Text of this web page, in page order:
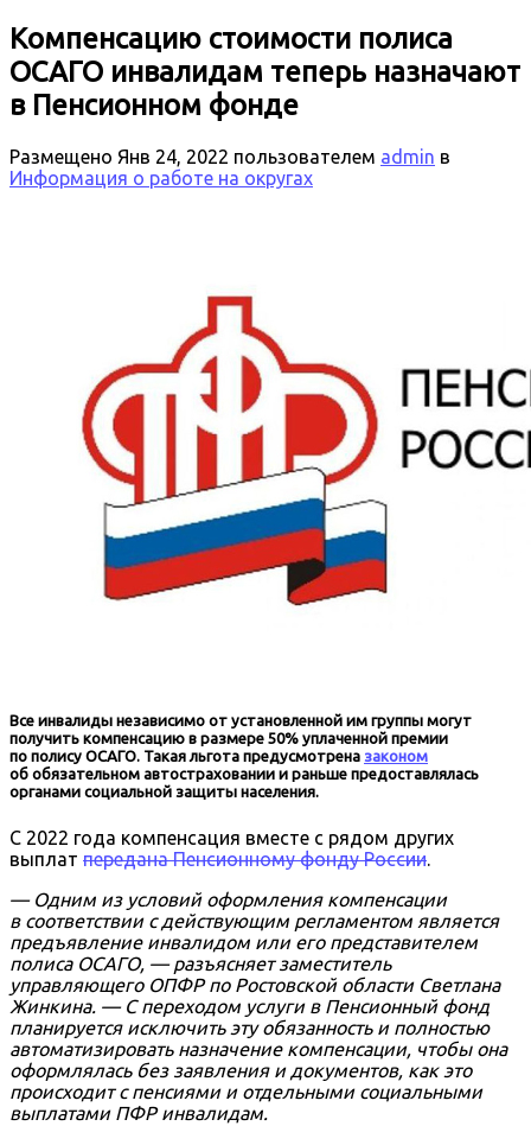
Компенсацию стоимости полиса
ОСАГО инвалидам теперь назначают
в Пенсионном фонде
Размещено Янв 24, 2022 пользователем admin в
Информация о работе на округах
Все инвалиды независимо от установленной им группы могут
получить компенсацию в размере 50% уплаченной премии
по полису ОСАГО. Такая льгота предусмотрена законом
об обязательном автостраховании и раньше предоставлялась
органами социальной защиты населения.
С 2022 года компенсация вместе с рядом других
выплат передана Пенсионному фонду России.
— Одним из условий оформления компенсации
в соответствии с действующим регламентом является
предъявление инвалидом или его представителем
полиса ОСАГО, — разъясняет заместитель
управляющего ОПФР по Ростовской области Светлана
Жинкина. — С переходом услуги в Пенсионный фонд
планируется исключить эту обязанность и полностью
автоматизировать назначение компенсации, чтобы она
оформлялась без заявления и документов, как это
происходит с пенсиями и отдельными социальными
выплатами ПФР инвалидам.